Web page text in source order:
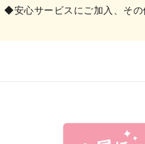
◆安心サービスにご加入、そ